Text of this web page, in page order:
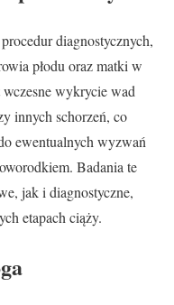
diagnostycznych,
płodu oraz matki w
wykrycie wad
innych schorzeń, co
ewentualnych wyzwań
Badania te
jak i diagnostyczne,
etapach ciąży.